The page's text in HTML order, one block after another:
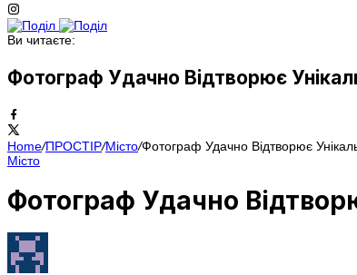
Ви читаєте:
Фотограф Удачно Відтворює
Home/ПРОСТІР/Місто/Фотограф Удачно Відтворює
Місто
Фотограф Удачно